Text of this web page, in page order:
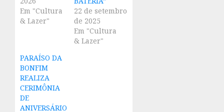
Em "Cultura
& Lazer"
22 de setembro
de 2025
Em "Cultura
& Lazer"
PARAÍSO DA
BONFIM
REALIZA
CERIMÔNIA
DE
ANIVERSÁRIO